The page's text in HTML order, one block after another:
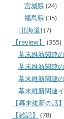
宮城県(24)
福島県(35)
[北海道](7)
【review】
(355)
幕末維新関連
幕末維新関連
幕末維新関連
幕末維新関連
【幕末維新の話】
【雑記】
(78)